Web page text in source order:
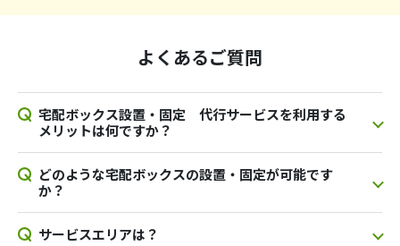
よくあるご質問
宅配ボックス設置・固定 代行サービスを利用する
メリットは何ですか？
どのような宅配ボックスの設置・固定が可能です
か？
サービスエリアは？